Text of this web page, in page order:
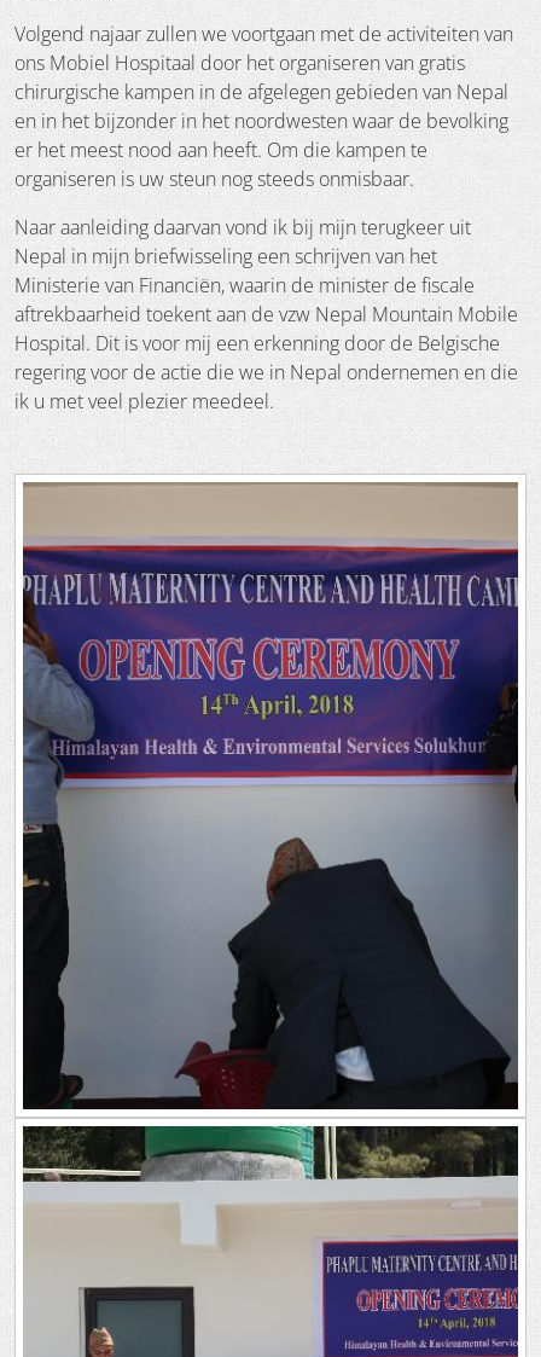
Volgend najaar zullen we voortgaan met de activiteiten van
ons Mobiel Hospitaal door het organiseren van gratis
chirurgische kampen in de afgelegen gebieden van Nepal
en in het bijzonder in het noordwesten waar de bevolking
er het meest nood aan heeft. Om die kampen te
organiseren is uw steun nog steeds onmisbaar.
Naar aanleiding daarvan vond ik bij mijn terugkeer uit
Nepal in mijn briefwisseling een schrijven van het
Ministerie van Financiën, waarin de minister de fiscale
aftrekbaarheid toekent aan de vzw Nepal Mountain Mobile
Hospital. Dit is voor mij een erkenning door de Belgische
regering voor de actie die we in Nepal ondernemen en die
ik u met veel plezier meedeel.